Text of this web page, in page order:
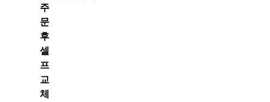
주
문
후
셀
프
교
체